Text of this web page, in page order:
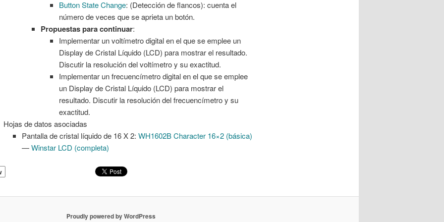
Button State Change: (Detección de flancos): cuenta el
número de veces que se aprieta un botón.
Propuestas para continuar:
Implementar un voltímetro digital en el que se emplee un
Display de Cristal Líquido (LCD) para mostrar el resultado.
Discutir la resolución del voltímetro y su exactitud.
Implementar un frecuencímetro digital en el que se emplee
un Display de Cristal Líquido (LCD) para mostrar el
resultado. Discutir la resolución del frecuencímetro y su
exactitud.
Hojas de datos asociadas
Pantalla de cristal líquido de 16 X 2:WH1602B Character 16×2 (básica)
—Winstar LCD (completa)
Proudly powered by WordPress